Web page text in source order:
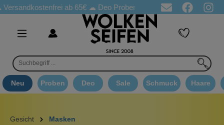
ab 65€☁ Deo Proben in jeder Bestellung ☁
Neu Proben Deo Sale Schmuck Haare
Gesicht Masken